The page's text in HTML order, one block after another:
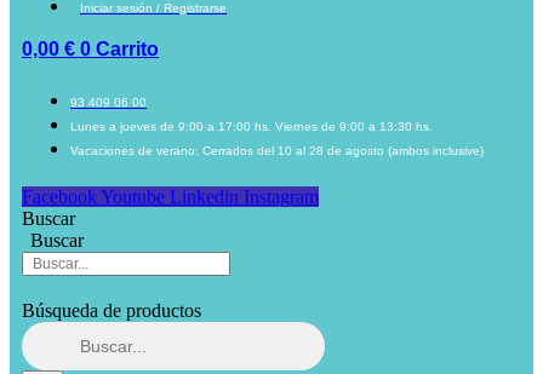
Iniciar sesión / Registrarse
0,00 € 0 Carrito
93 409 06 00
Lunes a jueves de 9:00 a 17:00 hs. Viernes de 9:00 a 13:30 hs.
Vacaciones de verano: Cerrados del 10 al 28 de agosto (ambos inclusive)
Facebook Youtube Linkedin Instagram
Buscar
Buscar
Búsqueda de productos